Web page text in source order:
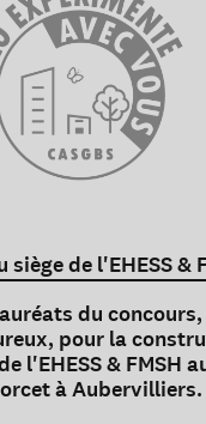
siège de l'EHESS &
du
pour la
l'EHESS & FMSH
à Aubervilliers.